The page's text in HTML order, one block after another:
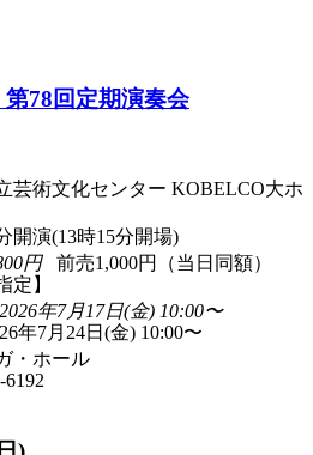
78回定期演奏会
芸術文化センター KOBELCO大ホ
開演(13時15分開場)
円前売1,000円（当日同額）
定】
年7月17日(金) 10:00〜
年7月24日(金) 10:00〜
・ホール
6192